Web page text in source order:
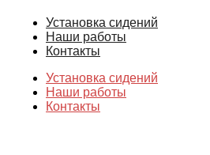
Установка сидений
Наши работы
Контакты
Установка сидений
Наши работы
Контакты